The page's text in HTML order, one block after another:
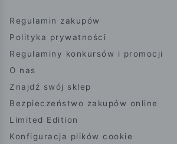
Regulamin zakupów
Polityka prywatności
Regulaminy konkursów i promocji
O nas
Znajdź swój sklep
Bezpieczeństwo zakupów online
Limited Edition
Konfiguracja plików cookie